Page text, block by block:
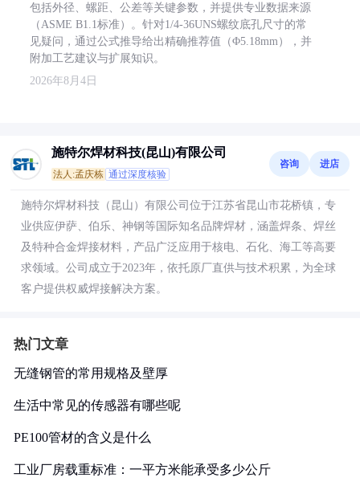
包括外径、螺距、公差等关键参数，并提供专业数据来源
（ASME B1.1标准）。针对1/4-36UNS螺纹底孔尺寸的常
见疑问，通过公式推导给出精确推荐值（Φ5.18mm），并
附加工艺建议与扩展知识。
2026年8月4日
施特尔焊材科技(昆山)有限公司
法人:孟庆栋 通过深度核验
咨询 进店
施特尔焊材科技（昆山）有限公司位于江苏省昆山市花桥镇，专
业供应伊萨、伯乐、神钢等国际知名品牌焊材，涵盖焊条、焊丝
及特种合金焊接材料，产品广泛应用于核电、石化、海工等高要
求领域。公司成立于2023年，依托原厂直供与技术积累，为全球
客户提供权威焊接解决方案。
热门文章
无缝钢管的常用规格及壁厚
生活中常见的传感器有哪些呢
PE100管材的含义是什么
工业厂房载重标准：一平方米能承受多少公斤